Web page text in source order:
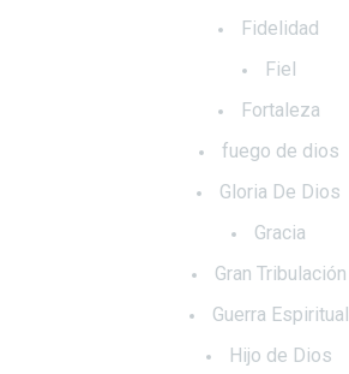
Fidelidad
Fiel
Fortaleza
fuego de dios
Gloria De Dios
Gracia
Gran Tribulación
Guerra Espiritual
Hijo de Dios